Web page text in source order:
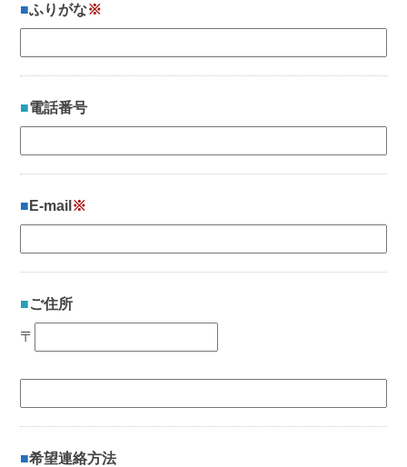
ふりがな※
電話番号
E-mail ※
ご住所
〒
希望連絡方法